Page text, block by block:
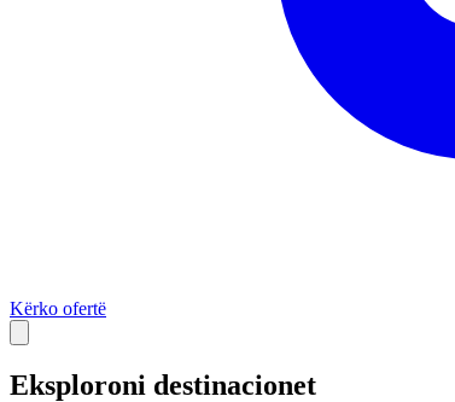
Kërko ofertë
Eksploroni destinacionet